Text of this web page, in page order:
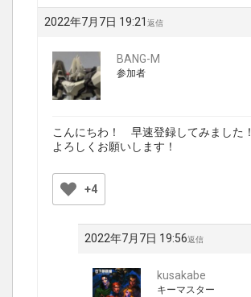
2022年7月7日 19:21 返信
BANG-M
参加者
こんにちわ！ 早速登録してみました！
よろしくお願いします！
+4
2022年7月7日 19:56返信
kusakabe
キーマスター